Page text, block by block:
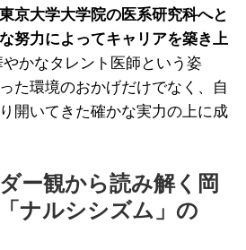
京大学大学院の医系研究科へと
努力によってキャリアを築き上
かなタレント医師という姿
た環境のおかげだけでなく、自
開いてきた確かな実力の上に成
ー観から読み解く岡
ナルシシズム」の